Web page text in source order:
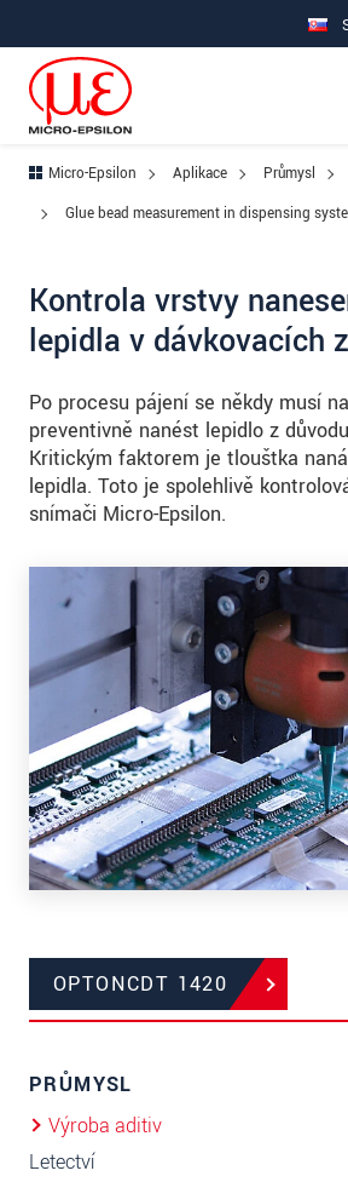
Prejdite priamo na hlavnú navigáciu
Micro-Epsilon Aplikace Průmysl
Glue bead measurement in dispensing
Kontrola vrstvy
lepidla v dávkovacích
Po procesu pájení se někdy musí
preventivně nanést lepidlo z
Kritickým faktorem je tloušťka
lepidla. Toto je spolehlivě
snímači Micro-Epsilon.
OPTONCDT 1420
PRŮMYSL
Výroba aditiv
Letectví